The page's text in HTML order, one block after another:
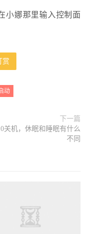
小娜那里输入控制面
赏
动
下一篇
关机，休眠和睡眠有什么
不同